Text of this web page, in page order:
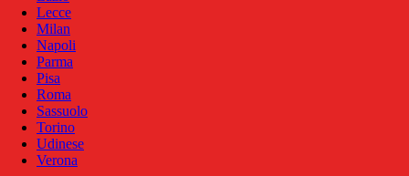
Lecce
Milan
Napoli
Parma
Pisa
Roma
Sassuolo
Torino
Udinese
Verona